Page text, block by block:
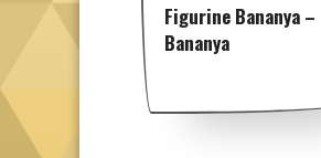
Figurine Bananya –
Bananya